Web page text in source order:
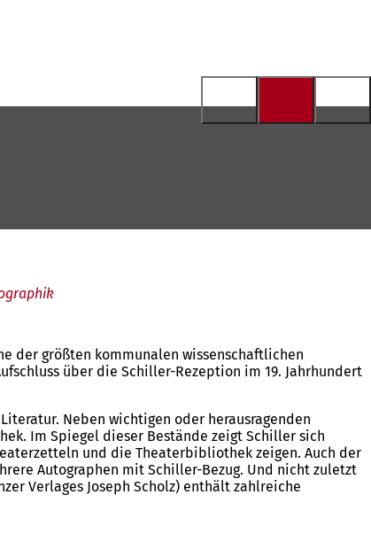
der größten kommunalen wissenschaftlichen
über die Schiller-Rezeption im 19. Jahrhundert
Neben wichtigen oder herausragenden
Im Spiegel dieser Bestände zeigt Schiller sich
und die Theaterbibliothek zeigen. Auch der
Autographen mit Schiller-Bezug. Und nicht zuletzt
Verlages Joseph Scholz) enthält zahlreiche